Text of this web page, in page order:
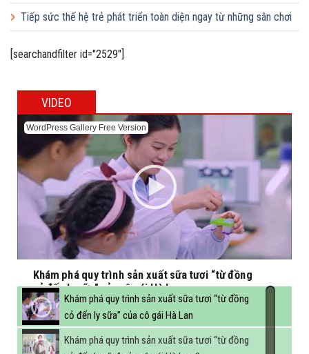
cao Việt Nam
Tiếp sức thế hệ trẻ phát triển toàn diện ngay từ những sân chơi
[searchandfilter id="2529"]
VIDEO
WordPress Gallery Free Version
Khám phá quy trình sản xuất sữa tươi “từ đồng
cỏ đến ly sữa” của cô gái Hà Lan
Khám phá quy trình sản xuất sữa tươi “từ đồng
cỏ đến ly sữa” của cô gái Hà Lan
Khám phá quy trình sản xuất sữa tươi “từ đồng